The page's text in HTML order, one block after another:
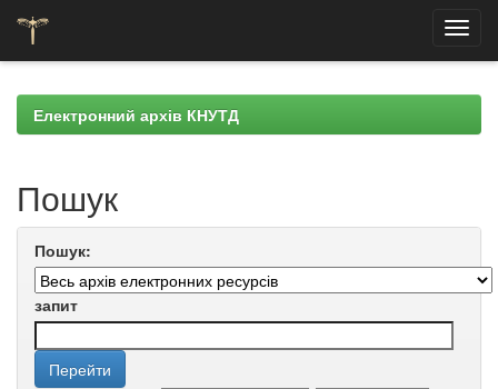
navigationЕлектронний архів КНУТД
Пошук
Пошук:
запит